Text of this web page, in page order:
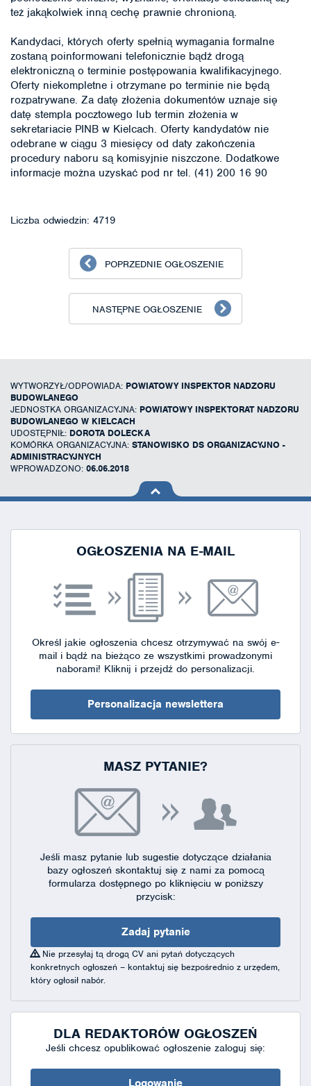
też jakąkolwiek inną cechę prawnie chronioną.
Kandydaci, których oferty spełnią wymagania formalne
zostaną poinformowani telefonicznie bądź drogą
elektroniczną o terminie postępowania kwalifikacyjnego.
Oferty niekompletne i otrzymane po terminie nie będą
rozpatrywane. Za datę złożenia dokumentów uznaje się
datę stempla pocztowego lub termin złożenia w
sekretariacie PINB w Kielcach. Oferty kandydatów nie
odebrane w ciągu 3 miesięcy od daty zakończenia
procedury naboru są komisyjnie niszczone. Dodatkowe
informacje można uzyskać pod nr tel. (41) 200 16 90
Liczba odwiedzin: 4719
POPRZEDNIE OGŁOSZENIE
NASTĘPNE OGŁOSZENIE
WYTWORZYŁ/ODPOWIADA: POWIATOWY INSPEKTOR NADZORU
BUDOWLANEGO
JEDNOSTKA ORGANIZACYJNA: POWIATOWY INSPEKTORAT NADZORU
BUDOWLANEGO W KIELCACH
UDOSTĘPNIŁ: DOROTA DOLECKA
KOMÓRKA ORGANIZACYJNA: STANOWISKO DS ORGANIZACYJNO -
ADMINISTRACYJNYCH
WPROWADZONO: 06.06.2018
na górę
OGŁOSZENIA NA E-MAIL
Określ jakie ogłoszenia chcesz otrzymywać na swój e-
mail i bądź na bieżąco ze wszystkimi prowadzonymi
naborami! Kliknij i przejdź do personalizacji.
Personalizacja newslettera
MASZ PYTANIE?
Jeśli masz pytanie lub sugestie dotyczące działania
bazy ogłoszeń skontaktuj się z nami za pomocą
formularza dostępnegopo kliknięciu w poniższy
przycisk:
Zadaj pytanie
Nie przesyłaj tą drogą CV ani pytań dotyczących
konkretnych ogłoszeń – kontaktuj się bezpośrednio z urzędem,
który ogłosił nabór.
DLA REDAKTORÓW OGŁOSZEŃ
Jeśli chcesz opublikować ogłoszenie zaloguj się:
Logowanie